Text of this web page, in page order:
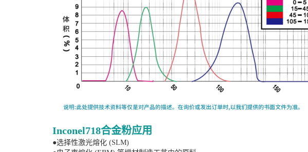
Inconel718合金粉应用
●选择性激光熔化 (SLM)